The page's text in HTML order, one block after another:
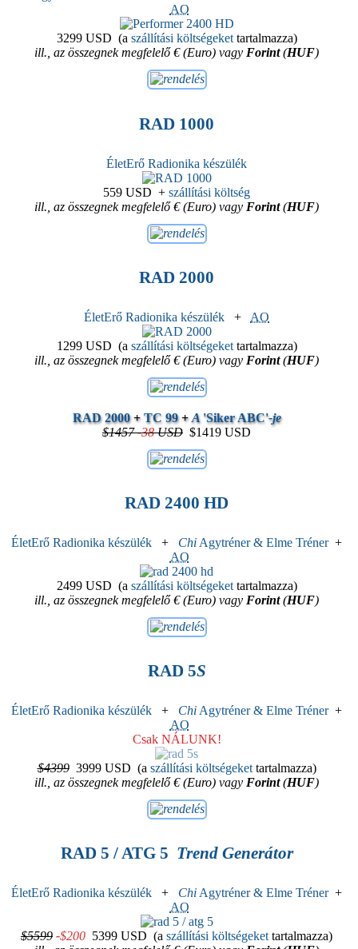
AO
3299 USD (a szállítási költségekettartalmazza)
ill., az összegnek megfelelő € (Euro) vagy Forint(HUF)
RAD 1000
ÉletErő Radionika készülék
559 USD + szállítási költség
ill., az összegnek megfelelő € (Euro) vagy Forint(HUF)
RAD 2000
ÉletErő Radionika készülék + AO
1299 USD (a szállítási költségekettartalmazza)
ill., az összegnek megfelelő € (Euro) vagy Forint(HUF)
RAD 2000+ TC 99+ A 'Siker ABC'-je
$1457-38USD $1419 USD
RAD 2400 HD
ÉletErő Radionika készülék + Chi Agytréner & Elme Tréner+
AO
2499 USD (a szállítási költségekettartalmazza)
ill., az összegnek megfelelő € (Euro) vagy Forint(HUF)
RAD 5S
ÉletErő Radionika készülék + Chi Agytréner & Elme Tréner+
AO
Csak NÁLUNK!
$43993999 USD (a szállítási költségekettartalmazza)
ill., az összegnek megfelelő € (Euro) vagy Forint(HUF)
RAD 5 / ATG 5 Trend Generátor
ÉletErő Radionika készülék + Chi Agytréner & Elme Tréner+
AO
$5599 -$200 5399 USD (a szállítási költségeket tartalmazza)